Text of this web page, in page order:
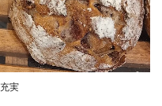
実